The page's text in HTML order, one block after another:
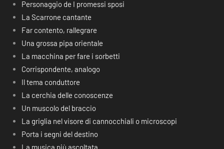
Personaggio de I promessi sposi
La Scarrone cantante
Far contento, rallegrare
Una grossa pipa orientale
La macchina per fare i sorbetti
Corrispondente, analogo
Il tema conduttore
La cerchia delle conoscenze
Un muscolo del braccio
La griglia nel visore di cannocchiali o microscopi
Porta i segni del destino
La musica più ascoltata